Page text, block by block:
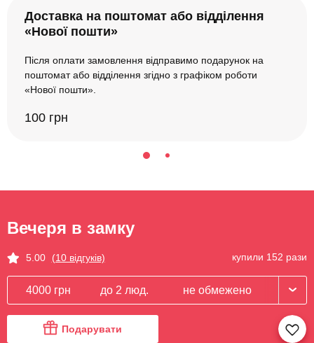
Доставка на поштомат або відділення
«Нової пошти»
Після оплати замовлення відправимо подарунок на
поштомат або відділення згідно з графіком роботи
«Нової пошти».
100 грн
Вечеря в замку
5.00 (10 відгуків) купили 152 рази
4000 грн до 2 люд. не обмежено
Подарувати